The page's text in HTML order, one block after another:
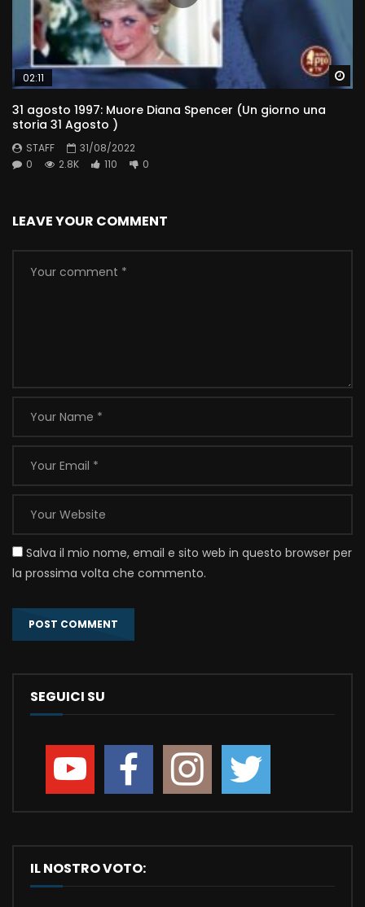
02:11
31 agosto 1997: Muore Diana Spencer (Un giorno una
storia 31 Agosto )
STAFF
31/08/2022
0
2.8K 110 0
LEAVE YOUR COMMENT
Salva il mio nome, email e sito web in questo browser per
la prossima volta che commento.
SEGUICI SU
IL NOSTRO VOTO: